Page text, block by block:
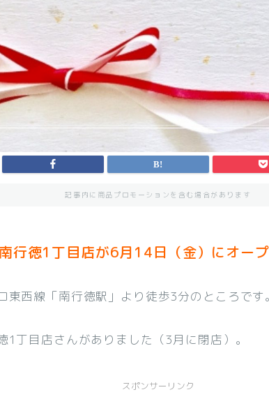
記事内に商品プロモーションを含む場合があります
行徳1丁目店が6月14日（金）にオープ
東西線「南行徳駅」より徒歩3分のところです。
1丁目店さんがありました（3月に閉店）。
スポンサーリンク